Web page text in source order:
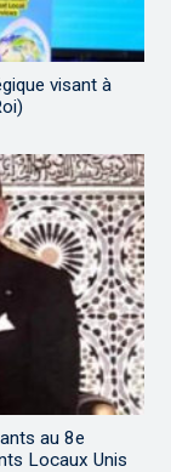
visant à
au 8e
Locaux Unis